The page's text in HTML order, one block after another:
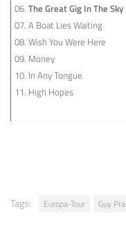
06. The Great Gig In The Sky
07. A Boat Lies Waiting
08. Wish You Were Here
09. Money
10. In Any Tongue
11. High Hopes
Tags: Europa-Tour Guy